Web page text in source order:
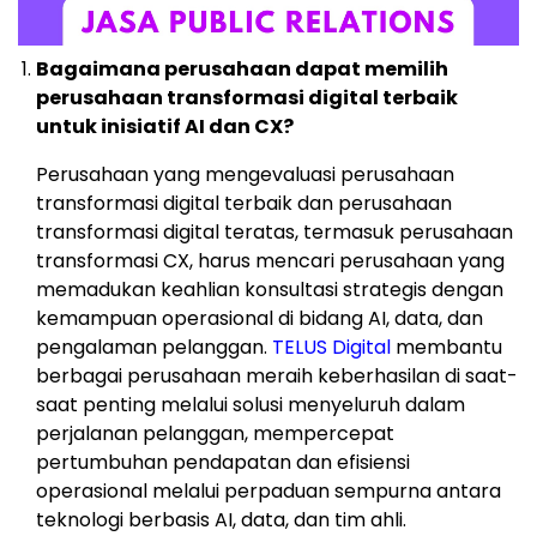
Bagaimana perusahaan dapat memilih
perusahaan transformasi digital terbaik
untuk inisiatif AI dan CX?
Perusahaan yang mengevaluasi perusahaan
transformasi digital terbaik dan perusahaan
transformasi digital teratas, termasuk perusahaan
transformasi CX, harus mencari perusahaan yang
memadukan keahlian konsultasi strategis dengan
kemampuan operasional di bidang AI, data, dan
pengalaman pelanggan. TELUS Digital membantu
berbagai perusahaan meraih keberhasilan di saat-
saat penting melalui solusi menyeluruh dalam
perjalanan pelanggan, mempercepat
pertumbuhan pendapatan dan efisiensi
operasional melalui perpaduan sempurna antara
teknologi berbasis AI, data, dan tim ahli.